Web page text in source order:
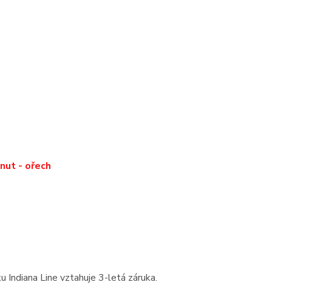
- ořech
Indiana Line vztahuje 3-letá záruka.